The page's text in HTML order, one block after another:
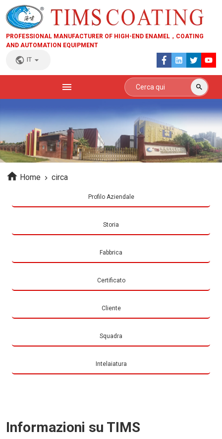
PROFESSIONAL MANUFACTURER OF HIGH-END ENAMEL，COATING
AND AUTOMATION EQUIPMENT
IT
Home circa
Profilo Aziendale
Storia
Fabbrica
Certificato
Cliente
Squadra
Intelaiatura
Informazioni su TIMS